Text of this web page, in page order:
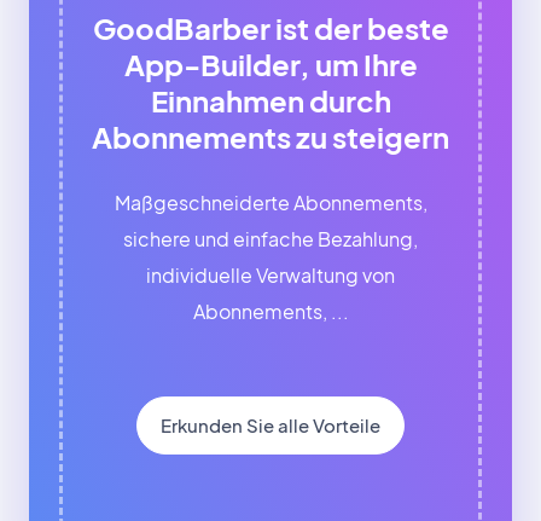
GoodBarber ist der beste
App-Builder, um Ihre
Einnahmen durch
Abonnements zu steigern
Maßgeschneiderte Abonnements,
sichere und einfache Bezahlung,
individuelle Verwaltung von
Abonnements, ...
Erkunden Sie alle Vorteile